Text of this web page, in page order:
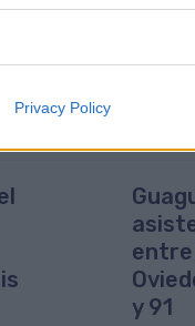
Privacy Policy
entre
y 91